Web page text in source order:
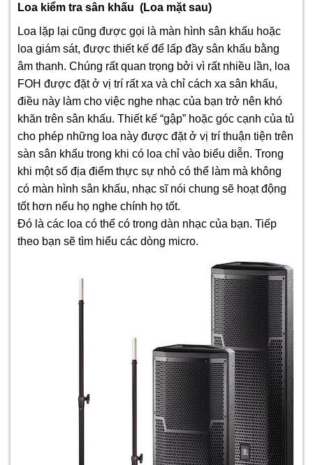
Loa kiểm tra sân khấu (Loa mặt sau)
Loa lặp lại cũng được gọi là màn hình sân khấu hoặc
loa giám sát, được thiết kế để lấp đầy sân khấu bằng
âm thanh. Chúng rất quan trọng bởi vì rất nhiều lần, loa
FOH được đặt ở vị trí rất xa và chỉ cách xa sân khấu,
điều này làm cho việc nghe nhạc của bạn trở nên khó
khăn trên sân khấu. Thiết kế “gập” hoặc góc cạnh của tủ
cho phép những loa này được đặt ở vị trí thuận tiện trên
sàn sân khấu trong khi có loa chỉ vào biểu diễn. Trong
khi một số địa điểm thực sự nhỏ có thể làm mà không
có màn hình sân khấu, nhạc sĩ nói chung sẽ hoạt động
tốt hơn nếu họ nghe chính họ tốt.
Đó là các loa có thể có trong dàn nhạc của bạn. Tiếp
theo bạn sẽ tìm hiểu các dòng micro.